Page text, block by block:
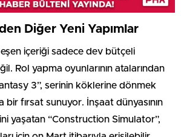
Diğer Yeni Yapımlar
içeriği sadece dev bütçeli
Rol yapma oyunlarının atalarından
3”, serinin köklerine dönmek
bir fırsat sunuyor. İnşaat dünyasının
yaşatan “Construction Simulator”,